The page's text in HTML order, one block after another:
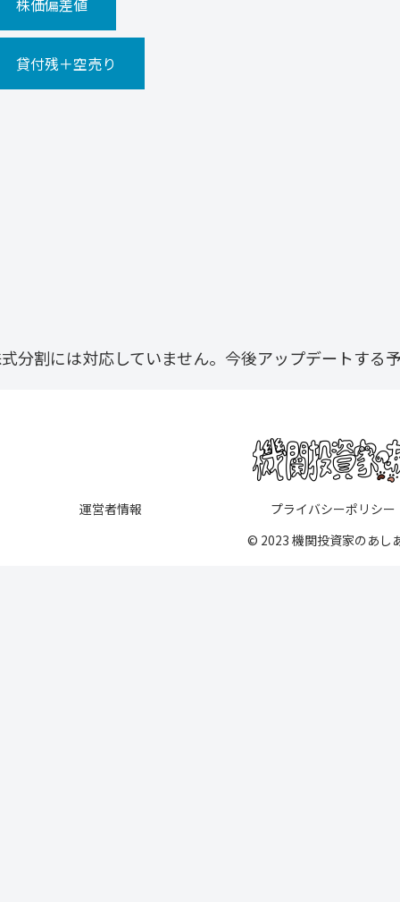
株価偏差値
貸付残＋空売り
分割には対応していません。今後アップデートする
運営者情報
プライバシーポリシー
© 2023 機関投資家のあし